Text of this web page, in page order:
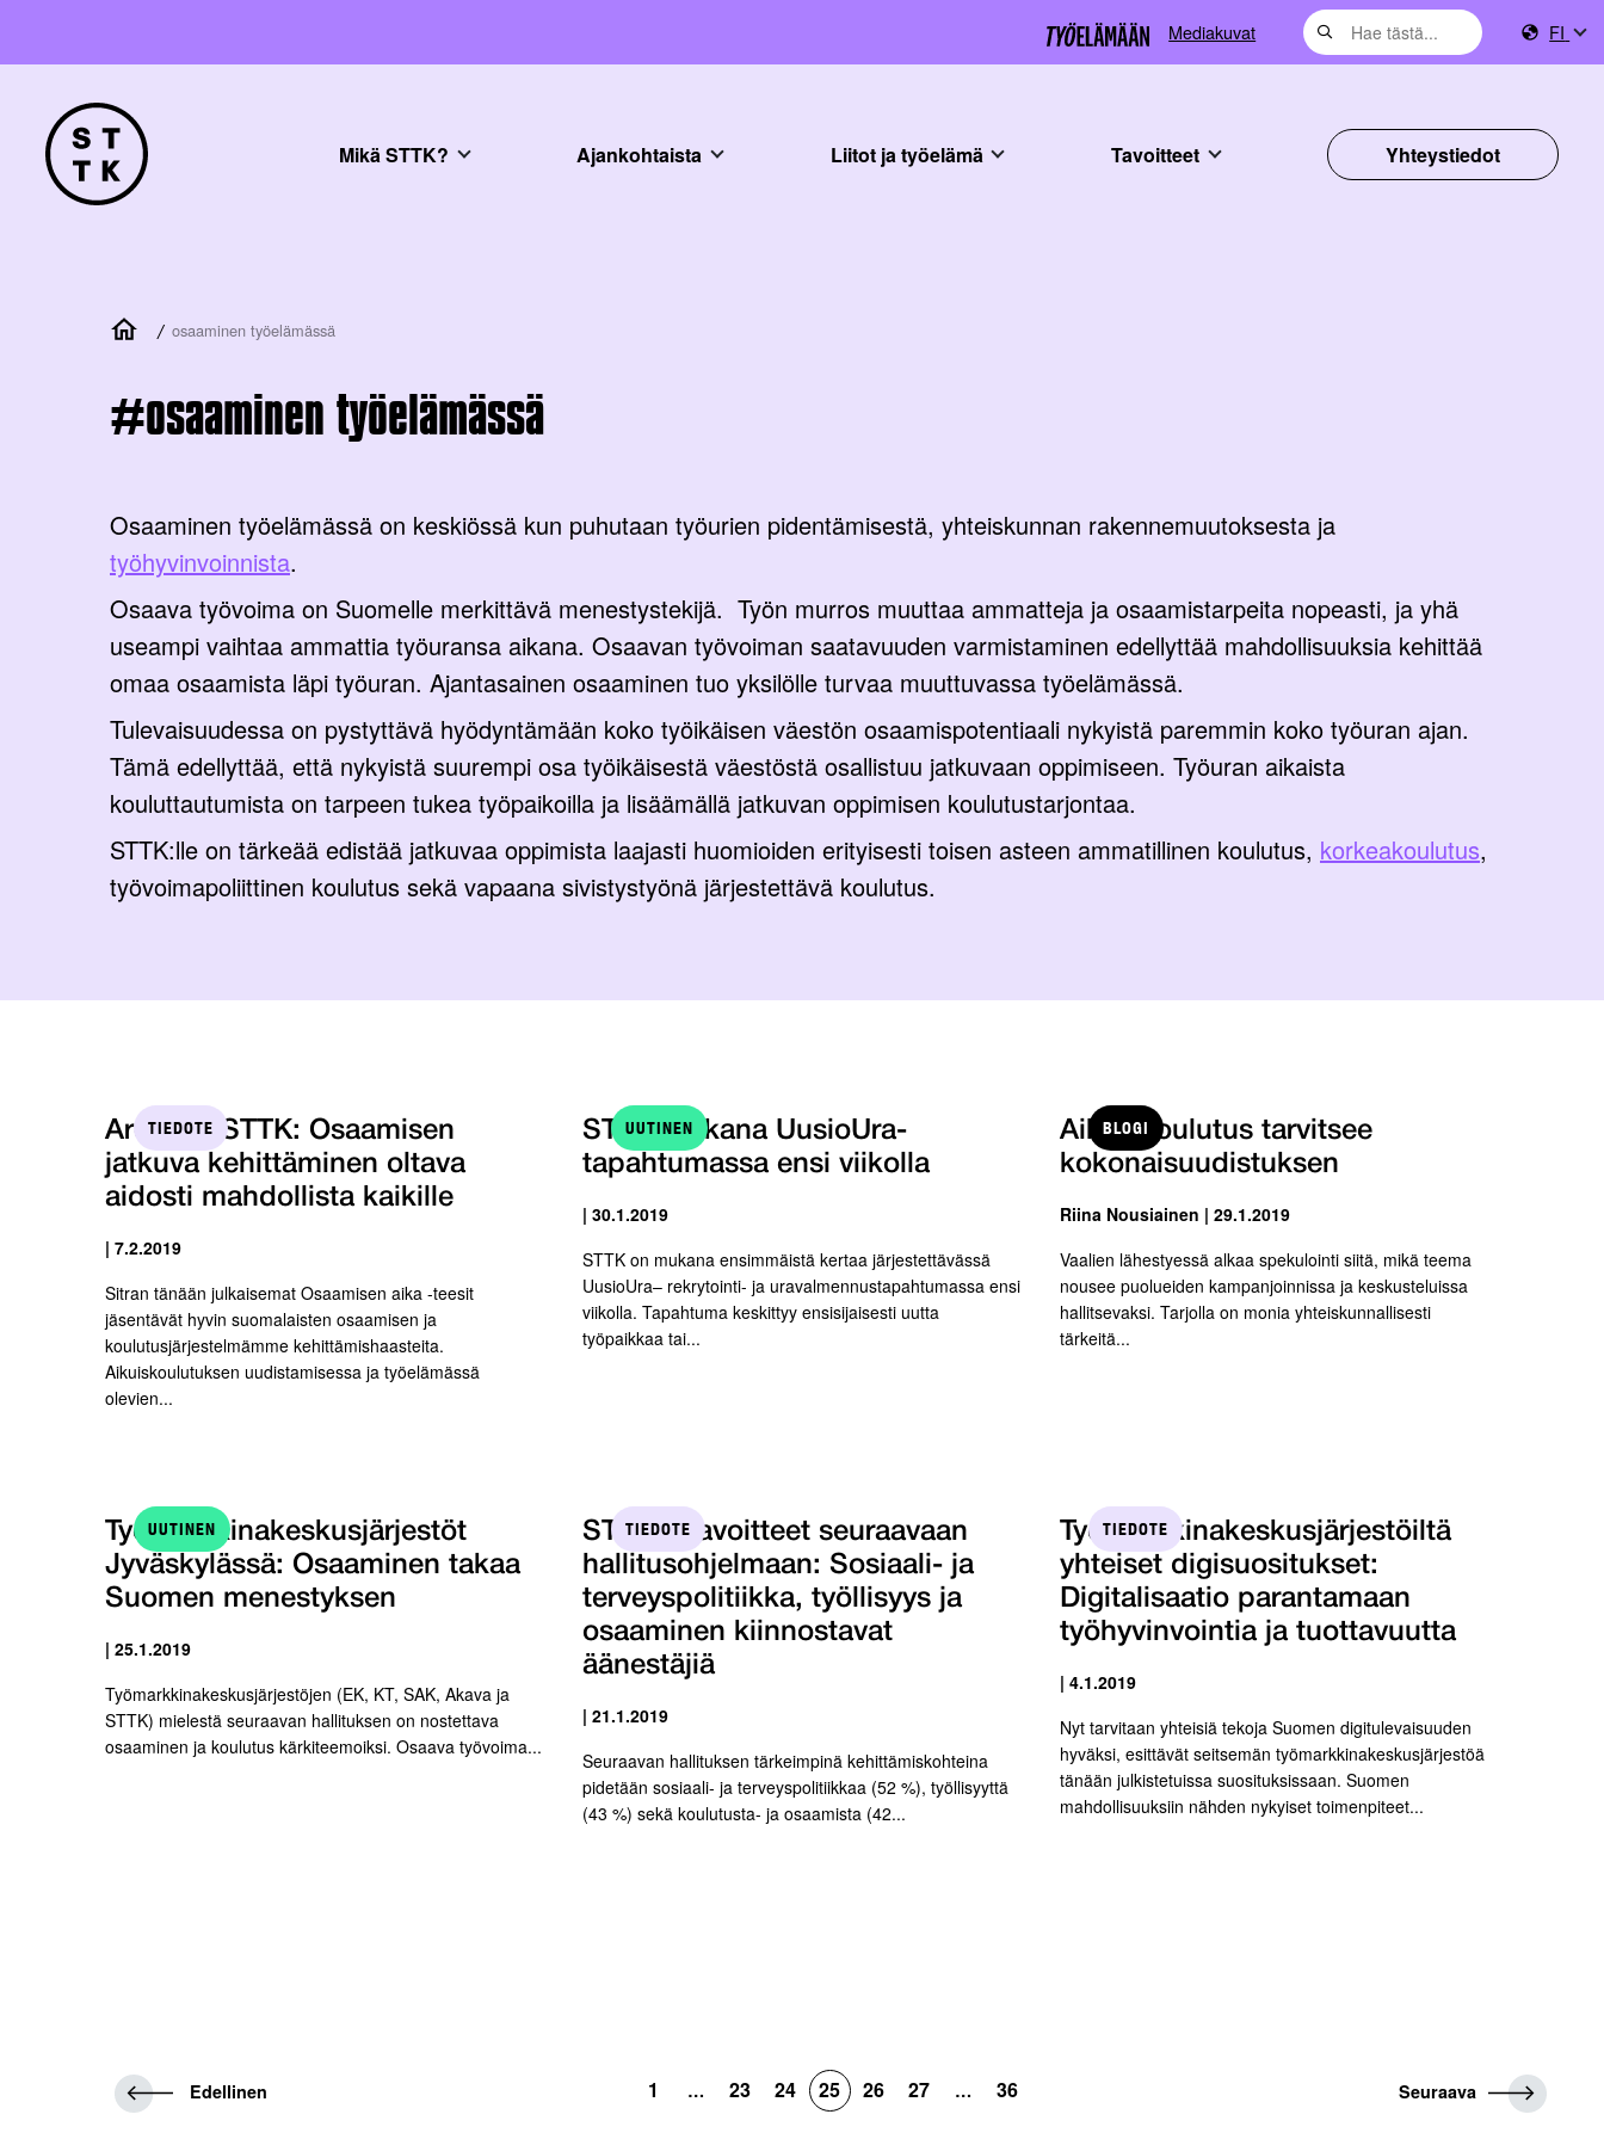
Mediakuvat FI
Mikä STTK? Ajankohtaista Liitot ja työelämä Tavoitteet Yhteystiedot
/ osaaminen työelämässä
osaaminen työelämässä
Osaaminen työelämässä on keskiössä kun puhutaan työurien pidentämisestä, yhteiskunnan rakennemuutoksesta ja
työhyvinvoinnista.
Osaava työvoima on Suomelle merkittävä menestystekijä. Työn murros muuttaa ammatteja ja osaamistarpeita nopeasti, ja yhä
useampi vaihtaa ammattia työuransa aikana. Osaavan työvoiman saatavuuden varmistaminen edellyttää mahdollisuuksia kehittää
omaa osaamista läpi työuran. Ajantasainen osaaminen tuo yksilölle turvaa muuttuvassa työelämässä.
Tulevaisuudessa on pystyttävä hyödyntämään koko työikäisen väestön osaamispotentiaali nykyistä paremmin koko työuran ajan.
Tämä edellyttää, että nykyistä suurempi osa työikäisestä väestöstä osallistuu jatkuvaan oppimiseen. Työuran aikaista
kouluttautumista on tarpeen tukea työpaikoilla ja lisäämällä jatkuvan oppimisen koulutustarjontaa.
STTK:lle on tärkeää edistää jatkuvaa oppimista laajasti huomioiden erityisesti toisen asteen ammatillinen koulutus, korkeakoulutus,
työvoimapoliittinen koulutus sekä vapaana sivistystyönä järjestettävä koulutus.
TIEDOTE
Arene ja STTK: Osaamisen
jatkuva kehittäminen oltava
aidosti mahdollista kaikille
| 7.2.2019
Sitran tänään julkaisemat Osaamisen aika -teesit
jäsentävät hyvin suomalaisten osaamisen ja
koulutusjärjestelmämme kehittämishaasteita.
Aikuiskoulutuksen uudistamisessa ja työelämässä
olevien...
UUTINEN
STTK mukana UusioUra-
tapahtumassa ensi viikolla
| 30.1.2019
STTK on mukana ensimmäistä kertaa järjestettävässä
UusioUra– rekrytointi- ja uravalmennustapahtumassa ensi
viikolla. Tapahtuma keskittyy ensisijaisesti uutta
työpaikkaa tai...
BLOGI
Aikuiskoulutus tarvitsee
kokonaisuudistuksen
Riina Nousiainen | 29.1.2019
Vaalien lähestyessä alkaa spekulointi siitä, mikä teema
nousee puolueiden kampanjoinnissa ja keskusteluissa
hallitsevaksi. Tarjolla on monia yhteiskunnallisesti
tärkeitä...
UUTINEN
Työmarkkinakeskusjärjestöt
Jyväskylässä: Osaaminen takaa
Suomen menestyksen
| 25.1.2019
Työmarkkinakeskusjärjestöjen (EK, KT, SAK, Akava ja
STTK) mielestä seuraavan hallituksen on nostettava
osaaminen ja koulutus kärkiteemoiksi. Osaava työvoima...
TIEDOTE
STTK:n tavoitteet seuraavaan
hallitusohjelmaan: Sosiaali- ja
terveyspolitiikka, työllisyys ja
osaaminen kiinnostavat
äänestäjiä
| 21.1.2019
Seuraavan hallituksen tärkeimpinä kehittämiskohteina
pidetään sosiaali- ja terveyspolitiikkaa (52 %), työllisyyttä
(43 %) sekä koulutusta- ja osaamista (42...
TIEDOTE
Työmarkkinakeskusjärjestöiltä
yhteiset digisuositukset:
Digitalisaatio parantamaan
työhyvinvointia ja tuottavuutta
| 4.1.2019
Nyt tarvitaan yhteisiä tekoja Suomen digitulevaisuuden
hyväksi, esittävät seitsemän työmarkkinakeskusjärjestöä
tänään julkistetuissa suosituksissaan. Suomen
mahdollisuuksiin nähden nykyiset toimenpiteet...
EEdellinen 1 … 23 24 25 26 27 … 36
S
Seuraava